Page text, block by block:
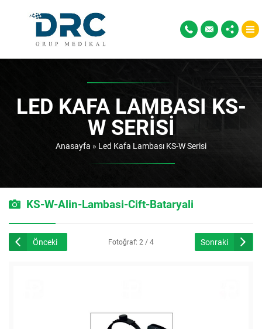
LED KAFA LAMBASI KS-
W SERISI
Anasayfa » Led Kafa Lambası KS-W Serisi
KS-W-Alin-Lambasi-Cift-Bataryali
Önceki Fotoğraf: 2 / 4 Sonraki